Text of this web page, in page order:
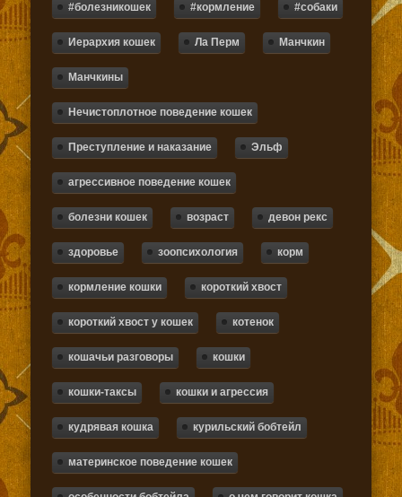
#болезникошек #кормление #собаки
Иерархия кошек Ла Перм Манчкин
Манчкины
Нечистоплотное поведение кошек
Преступление и наказание Эльф
агрессивное поведение кошек
болезни кошек возраст девон рекс
здоровье зоопсихология корм
кормление кошки короткий хвост
короткий хвост у кошек котенок
кошачьи разговоры кошки
кошки-таксы кошки и агрессия
кудрявая кошка курильский бобтейл
материнское поведение кошек